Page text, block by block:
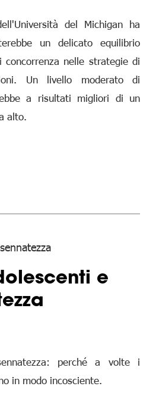
del Michigan ha
un delicato equilibrio
nelle strategie di
Un livello moderato di
a risultati migliori di un
alto.
e
perché a volte i
in modo incosciente.